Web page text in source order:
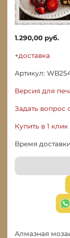
1.290,00 руб.
+доставка
Артикул:
Версия для
Задать вопрос
Купить в 1 клик
Время
Алмазная